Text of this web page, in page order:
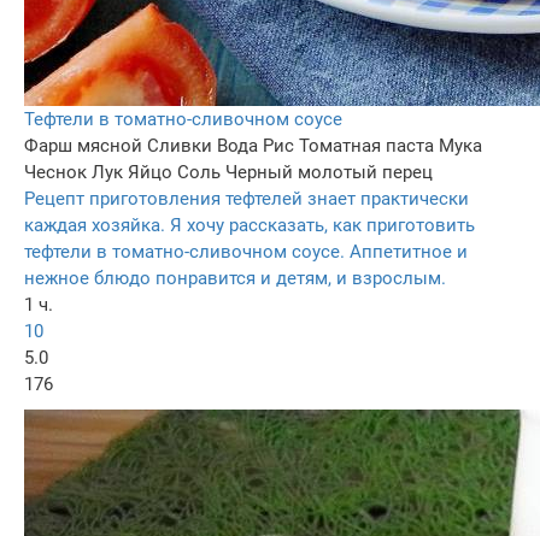
Тефтели в томатно-сливочном соусе
Фарш мясной Сливки Вода Рис Томатная паста Мука
Чеснок Лук Яйцо Соль Черный молотый перец
Рецепт приготовления тефтелей знает практически
каждая хозяйка. Я хочу рассказать, как приготовить
тефтели в томатно-сливочном соусе. Аппетитное и
нежное блюдо понравится и детям, и взрослым.
1 ч.
10
5.0
176